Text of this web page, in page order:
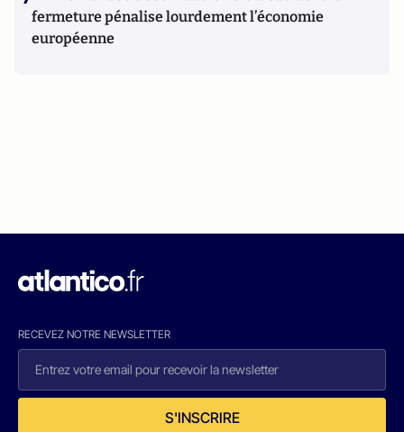
fermeture pénalise lourdement l’économie
européenne
RECEVEZ NOTRE NEWSLETTER
S'INSCRIRE